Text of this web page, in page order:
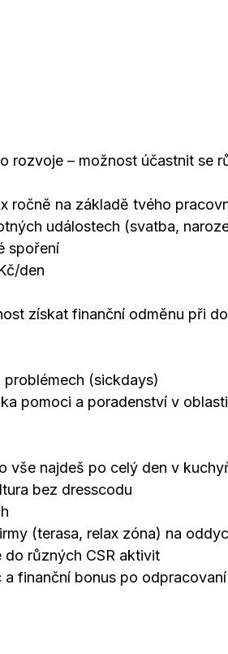
rozvoje – možnost účastnit se
ročně na základě tvého
událostech (svatba,
spoření
den
získat finanční odměnu při
(sickdays)
pomoci a poradenství v
vše najdeš po celý den v
bez dresscodu
(terasa, relax zóna) na
různých CSR aktivit
finanční bonus po